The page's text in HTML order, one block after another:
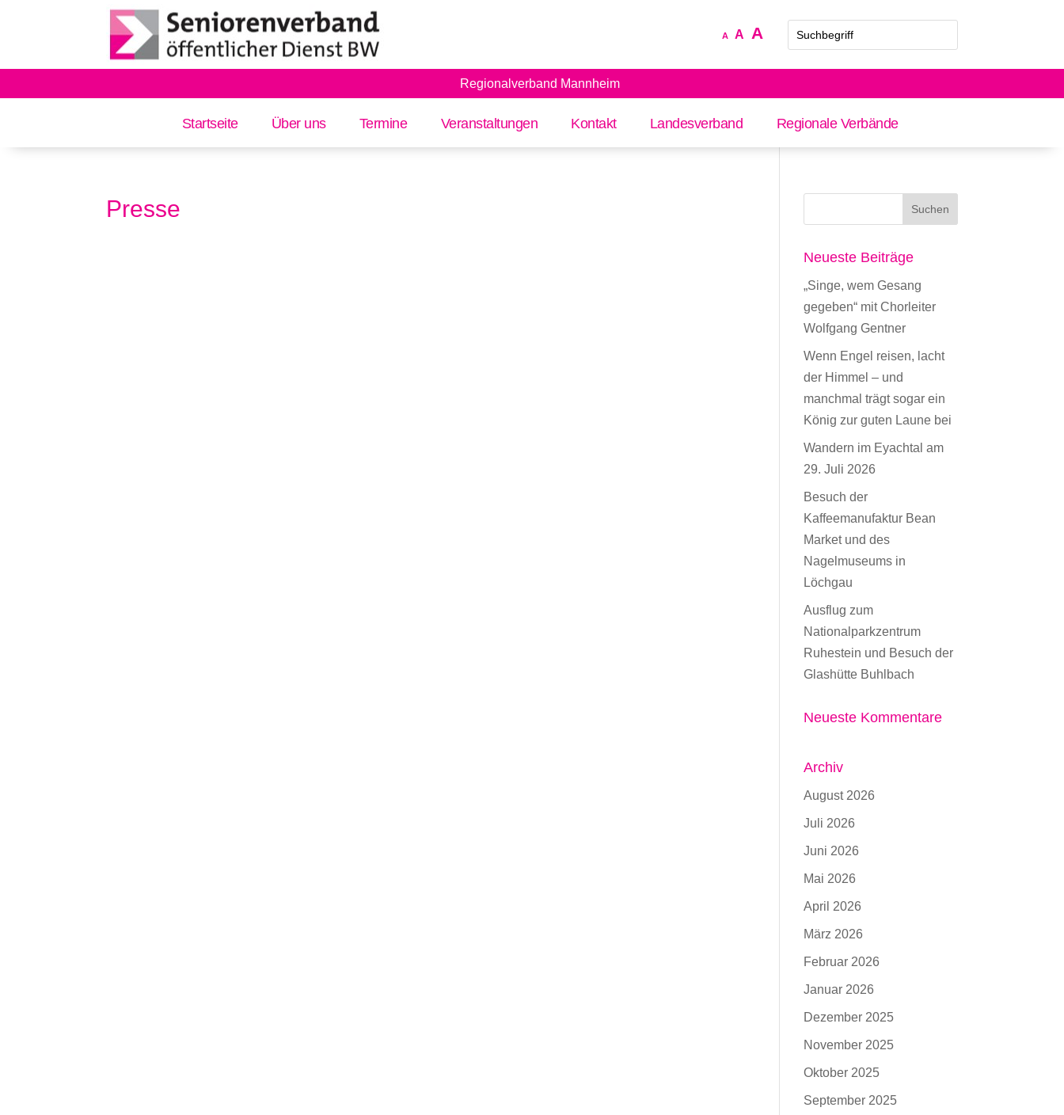
A Decrease
A Reset
A Increase
font
size.
Regionalverband Mannheim
Startseite Über uns Termine Veranstaltungen Kontakt Landesverband Regionale Verbände
Presse
Neueste Beiträge
„Singe, wem Gesang
gegeben“ mit Chorleiter
Wolfgang Gentner
Wenn Engel reisen, lacht
der Himmel – und
manchmal trägt sogar ein
König zur guten Laune bei
Wandern im Eyachtal am
29. Juli 2026
Besuch der
Kaffeemanufaktur Bean
Market und des
Nagelmuseums in
Löchgau
Ausflug zum
Nationalparkzentrum
Ruhestein und Besuch der
Glashütte Buhlbach
Neueste Kommentare
Archiv
August 2026
Juli 2026
Juni 2026
Mai 2026
April 2026
März 2026
Februar 2026
Januar 2026
Dezember 2025
November 2025
Oktober 2025
September 2025